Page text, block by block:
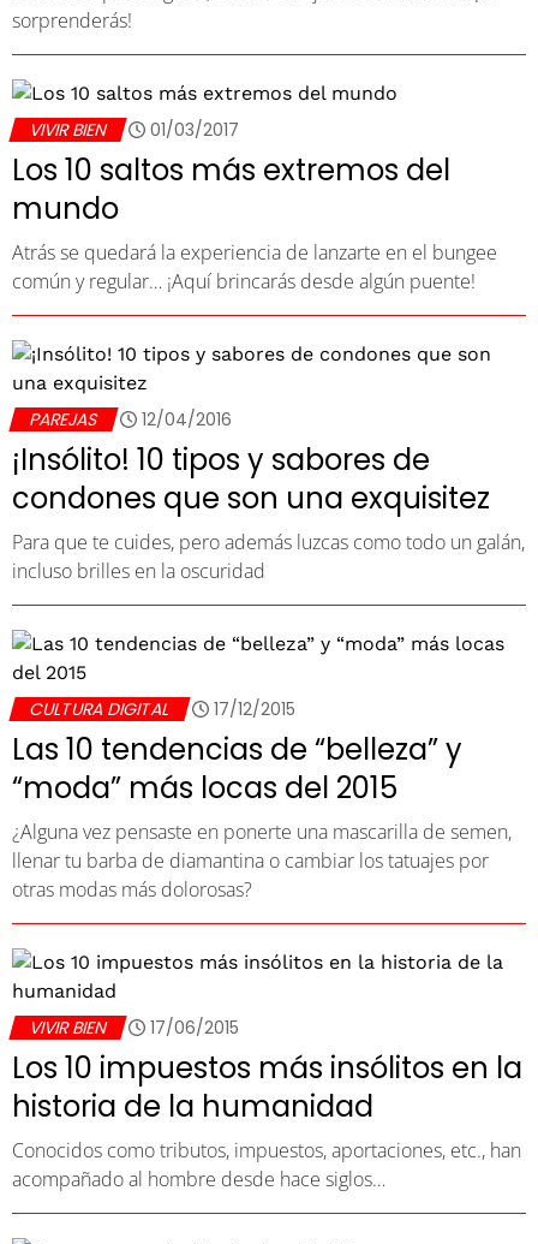
sorprenderás!
VIVIR BIEN 01/03/2017
Los 10 saltos más extremos del
mundo
Atrás se quedará la experiencia de lanzarte en el bungee
común y regular… ¡Aquí brincarás desde algún puente!
PAREJAS 12/04/2016
¡Insólito! 10 tipos y sabores de
condones que son una exquisitez
Para que te cuides, pero además luzcas como todo un galán,
incluso brilles en la oscuridad
CULTURA DIGITAL 17/12/2015
Las 10 tendencias de “belleza” y
“moda” más locas del 2015
¿Alguna vez pensaste en ponerte una mascarilla de semen,
llenar tu barba de diamantina o cambiar los tatuajes por
otras modas más dolorosas?
VIVIR BIEN 17/06/2015
Los 10 impuestos más insólitos en la
historia de la humanidad
Conocidos como tributos, impuestos, aportaciones, etc., han
acompañado al hombre desde hace siglos…